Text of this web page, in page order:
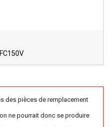
des pièces de remplacement
ne pourrait donc se produire